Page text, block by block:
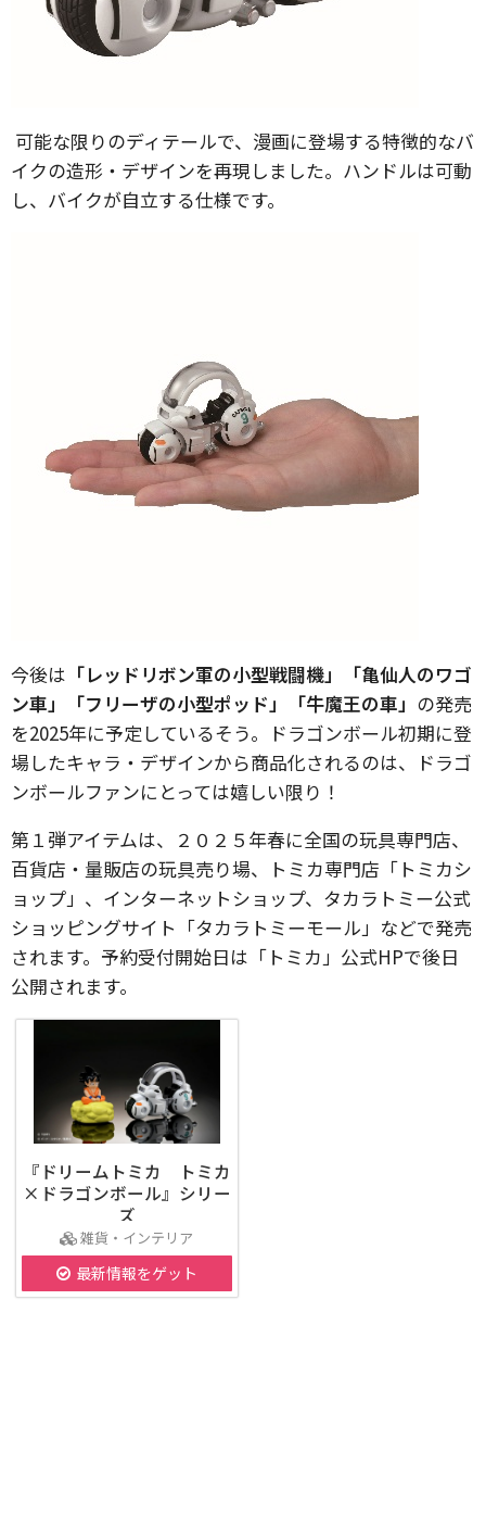
可能な限りのディテールで、漫画に登場する特徴的なバ
イクの造形・デザインを再現しました。ハンドルは可動
し、バイクが自立する仕様です。
今後は 「レッドリボン軍の小型戦闘機」「亀仙人のワゴ
ン車」「フリーザの小型ポッド」「牛魔王の車」 の発売
を2025年に予定しているそう。ドラゴンボール初期に登
場したキャラ・デザインから商品化されるのは、ドラゴ
ンボールファンにとっては嬉しい限り！
第１弾アイテムは、２０２５年春に全国の玩具専門店、
百貨店・量販店の玩具売り場、トミカ専門店「トミカシ
ョップ」、インターネットショップ、タカラトミー公式
ショッピングサイト「タカラトミーモール」などで発売
されます。予約受付開始日は「トミカ」公式HPで後日
公開されます。
『ドリームトミカ トミカ
×ドラゴンボール』シリー
ズ
雑貨・インテリア
最新情報をゲット